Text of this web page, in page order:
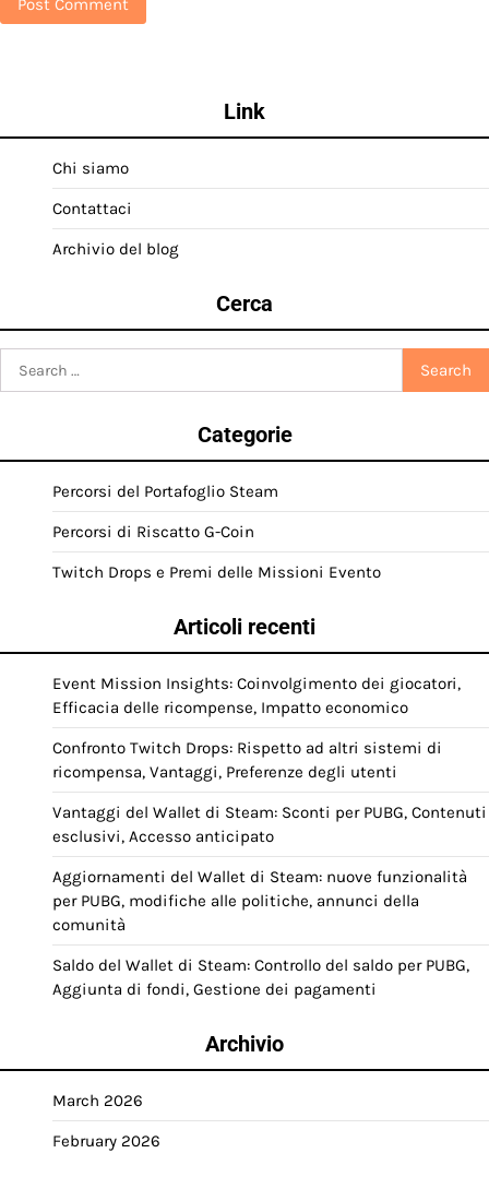
Link
Chi siamo
Contattaci
Archivio del blog
Cerca
for:
Categorie
Percorsi del Portafoglio Steam
Percorsi di Riscatto G-Coin
Twitch Drops e Premi delle Missioni Evento
Articoli recenti
Event Mission Insights: Coinvolgimento dei giocatori,
Efficacia delle ricompense, Impatto economico
Confronto Twitch Drops: Rispetto ad altri sistemi di
ricompensa, Vantaggi, Preferenze degli utenti
Vantaggi del Wallet di Steam: Sconti per PUBG, Contenuti
esclusivi, Accesso anticipato
Aggiornamenti del Wallet di Steam: nuove funzionalità
per PUBG, modifiche alle politiche, annunci della
comunità
Saldo del Wallet di Steam: Controllo del saldo per PUBG,
Aggiunta di fondi, Gestione dei pagamenti
Archivio
March 2026
February 2026